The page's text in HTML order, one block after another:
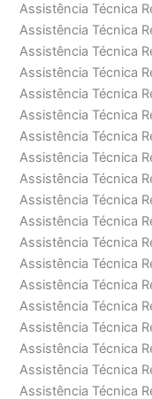
Assistência Técnica
Assistência Técnica
Assistência Técnica
Assistência Técnica
Assistência Técnica
Assistência Técnica
Assistência Técnica
Assistência Técnica
Assistência Técnica
Assistência Técnica
Assistência Técnica
Assistência Técnica
Assistência Técnica
Assistência Técnica
Assistência Técnica
Assistência Técnica
Assistência Técnica
Assistência Técnica
Assistência Técnica